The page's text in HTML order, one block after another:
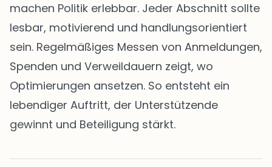
machen Politik erlebbar. Jeder Abschnitt sollte
lesbar, motivierend und handlungsorientiert
sein. Regelmäßiges Messen von Anmeldungen,
Spenden und Verweildauern zeigt, wo
Optimierungen ansetzen. So entsteht ein
lebendiger Auftritt, der Unterstützende
gewinnt und Beteiligung stärkt.